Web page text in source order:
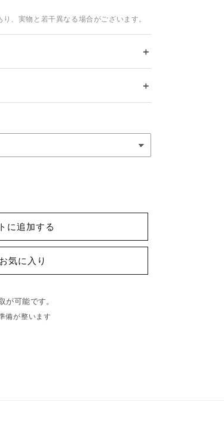
、実物と若干異なる場合がございます。
＋
＋
に追加する
お気に入り
が可能です。
備が整います